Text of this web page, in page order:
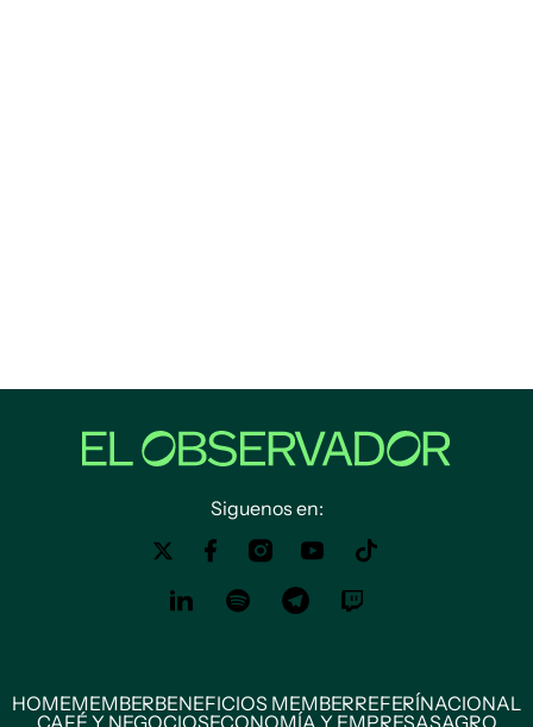
Siguenos en:
HOMEMEMBERBENEFICIOS MEMBERREFERÍNACIONAL
CAFÉ Y NEGOCIOSECONOMÍA Y EMPRESASAGRO